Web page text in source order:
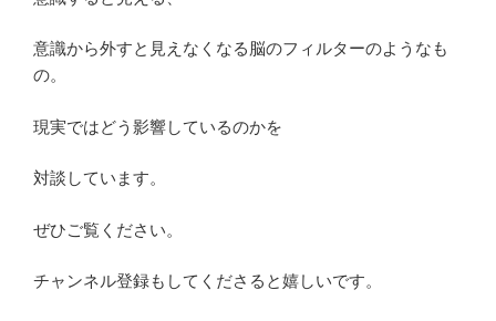
意識から外すと見えなくなる脳のフィルターのようなも
の。
現実ではどう影響しているのかを
対談しています。
ぜひご覧ください。
チャンネル登録もしてくださると嬉しいです。